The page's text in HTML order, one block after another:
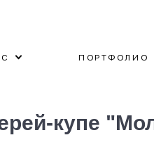
ПОРТФОЛИО
купе